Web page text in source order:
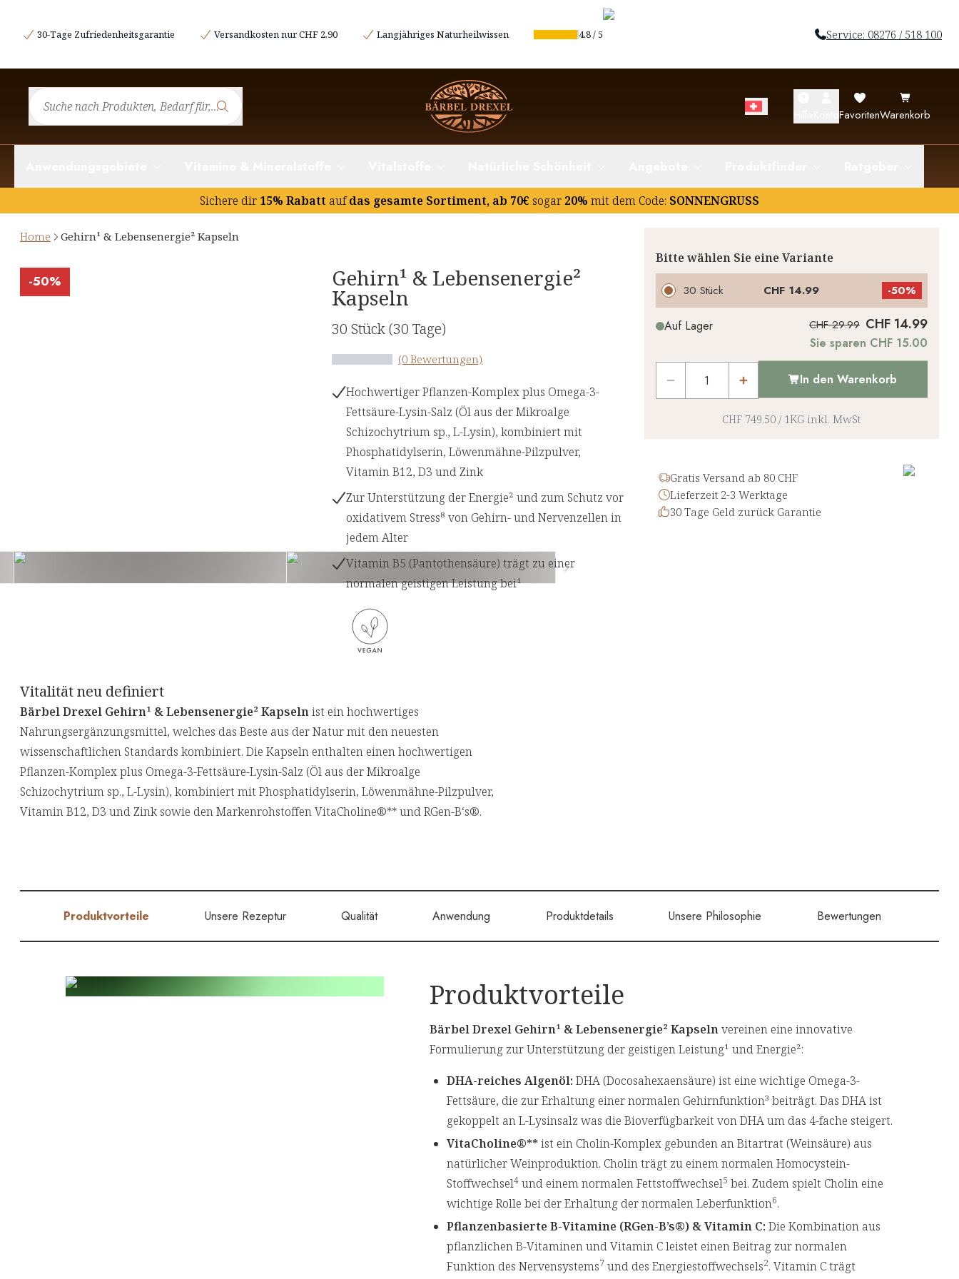
30-Tage Zufriedenheitsgarantie Versandkosten nur CHF 2,90 Langjähriges Naturheilwissen 4.8/5 Service: 08276 / 518 100
FavoritenWarenkorb
Sichere dir 15% Rabatt aufdas gesamte Sortiment, ab 70€ sogar 20% mit dem Code: SONNENGRUSS
Home Gehirn¹ & Lebensenergie² Kapseln
-50% Gehirn¹ & Lebensenergie²
Kapseln
30 Stück(30 Tage)
(0 Bewertungen)
Hochwertiger Pflanzen-Komplex plus Omega-3-
Fettsäure-Lysin-Salz (Öl aus der Mikroalge
Schizochytrium sp., L-Lysin), kombiniert mit
Phosphatidylserin, Löwenmähne-Pilzpulver,
Vitamin B12, D3 und Zink
Zur Unterstützung der Energie² und zum Schutz vor
oxidativem Stress⁸ von Gehirn- und Nervenzellen in
jedem Alter
Vitamin B5 (Pantothensäure) trägt zu einer
normalen geistigen Leistung bei¹
Bitte wählen Sie eine Variante
30 Stück CHF 14.99 -50%
Auf Lager CHF 29.99 CHF 14.99
Sie sparen CHF 15.00
In den Warenkorb
CHF 749.50 / 1KG inkl. MwSt
Gratis Versand ab 80 CHF
Lieferzeit 2-3 Werktage
30 Tage Geld zurück Garantie
Vitalität neu definiert
Bärbel Drexel Gehirn¹ & Lebensenergie² Kapselnist ein hochwertiges
Nahrungsergänzungsmittel, welches das Beste aus der Natur mit den neuesten
wissenschaftlichen Standards kombiniert. Die Kapseln enthalten einen hochwertigen
Pflanzen-Komplex plus Omega-3-Fettsäure-Lysin-Salz (Öl aus der Mikroalge
Schizochytrium sp., L-Lysin), kombiniert mit Phosphatidylserin, Löwenmähne-Pilzpulver,
Vitamin B12, D3 und Zink sowie den Markenrohstoffen VitaCholine®** und RGen-B‘s®.
Produktvorteile Unsere Rezeptur Qualität Anwendung Produktdetails Unsere Philosophie Bewertungen
Produktvorteile
Bärbel Drexel Gehirn¹ & Lebensenergie² Kapselnvereinen eine innovative
Formulierung zur Unterstützung der geistigen Leistung¹ und Energie²:
DHA-reiches Algenöl: DHA (Docosahexaensäure) ist eine wichtige Omega-3-
Fettsäure, die zur Erhaltung einer normalen Gehirnfunktion³ beiträgt. Das DHA ist
gekoppelt an L-Lysinsalz was die Bioverfügbarkeit von DHA um das 4-fache steigert.
VitaCholine®**ist ein Cholin-Komplex gebunden an Bitartrat (Weinsäure) aus
natürlicher Weinproduktion. Cholin trägt zu einem normalen Homocystein-
Stoffwechsel4und einem normalen Fettstoffwechsel5 bei. Zudem spielt Cholin eine
wichtige Rolle bei der Erhaltung der normalen Leberfunktion6.
Pflanzenbasierte B-Vitamine (RGen-B’s®) & Vitamin C: Die Kombination aus
pflanzlichen B-Vitaminen und Vitamin C leistet einen Beitrag zur normalen
Funktion des Nervensystems7 und des Energiestoffwechsels2. Vitamin C trägt